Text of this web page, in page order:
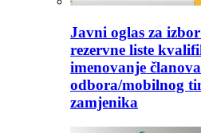
Javni oglas za
rezervne liste
imenovanje
odbora/mobilnog
zamjenika